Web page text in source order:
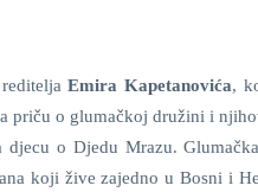
Emira Kapetanovića,
o glumačkoj družini i
o Djedu Mrazu.
koji žive zajedno u Bosni i